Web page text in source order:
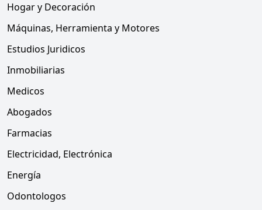
Hogar y Decoración
Máquinas, Herramienta y Motores
Estudios Juridicos
Inmobiliarias
Medicos
Abogados
Farmacias
Electricidad, Electrónica
Energía
Odontologos